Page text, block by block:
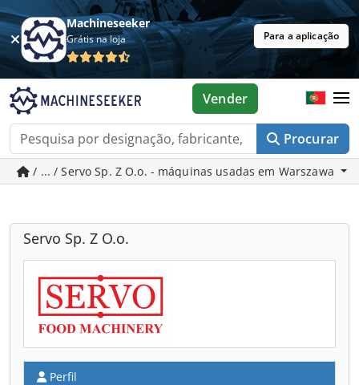
Machineseeker
Grátis na loja Para a aplicação
Procurar
Vender
/ ... / Servo Sp. Z O.o. - máquinas usadas em Warszawa
Servo Sp. Z O.o.
Perfil